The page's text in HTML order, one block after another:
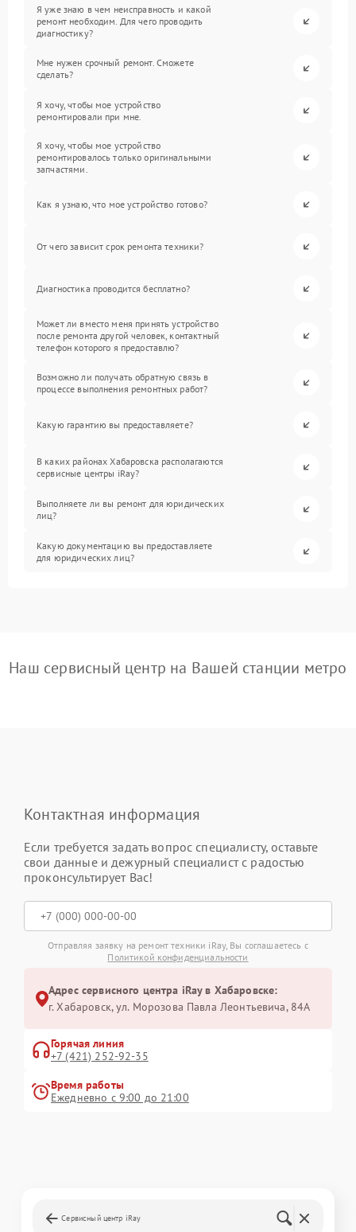
Я уже знаю в чем неисправность и какой
ремонт необходим. Для чего проводить
диагностику?
Мне нужен срочный ремонт. Сможете
сделать?
Я хочу, чтобы мое устройство
ремонтировали при мне.
Я хочу, чтобы мое устройство
ремонтировалось только оригинальными
запчастями.
Как я узнаю, что мое устройство готово?
От чего зависит срок ремонта техники?
Диагностика проводится бесплатно?
Может ли вместо меня принять устройство
после ремонта другой человек, контактный
телефон которого я предоставлю?
Возможно ли получать обратную связь в
процессе выполнения ремонтных работ?
Какую гарантию вы предоставляете?
В каких районах Хабаровска располагаются
сервисные центры iRay?
Выполняете ли вы ремонт для юридических
лиц?
Какую документацию вы предоставляете
для юридических лиц?
Наш сервисный центр на Вашей станции метро
Контактная информация
Если требуется задать вопрос специалисту, оставьте
свои данные и дежурный специалист с радостью
проконсультирует Вас!
Отправляя заявку на ремонт техники iRay, Вы соглашаетесь с
Политикой конфиденциальности
Адрес сервисного центра iRay в Хабаровске:
г. Хабаровск, ул. Морозова Павла Леонтьевича, 84А
Горячая линия
+7 (421) 252-92-35
Время работы
Ежедневно с 9:00 до 21:00
Сервисный центр iRay